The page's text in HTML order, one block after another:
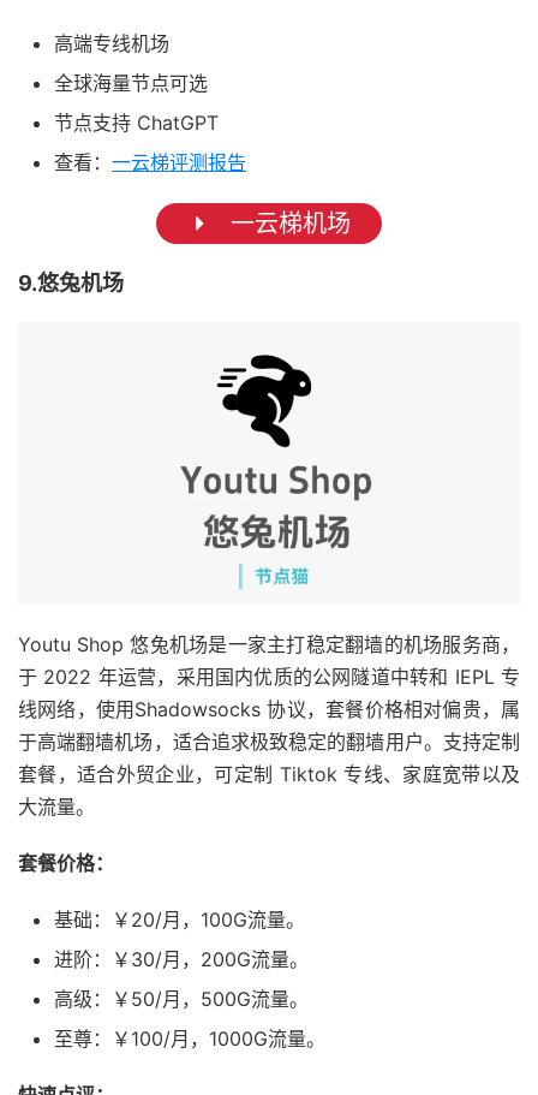
高端专线机场
全球海量节点可选
节点支持 ChatGPT
查看： 一云梯评测报告
一云梯机场
9.悠兔机场
Youtu Shop 悠兔机场是一家主打稳定翻墙的机场服务商，
于 2022 年运营，采用国内优质的公网隧道中转和 IEPL 专
线网络，使用Shadowsocks 协议，套餐价格相对偏贵，属
于高端翻墙机场，适合追求极致稳定的翻墙用户。支持定制
套餐，适合外贸企业，可定制 Tiktok 专线、家庭宽带以及
大流量。
套餐价格：
基础：￥20/月，100G流量。
进阶：￥30/月，200G流量。
高级：￥50/月，500G流量。
至尊：￥100/月，1000G流量。